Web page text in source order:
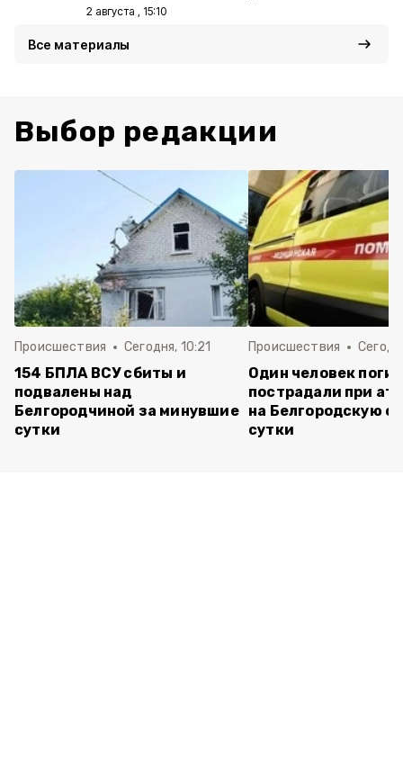
2 августа , 15:10
Все материалы
Выбор редакции
Происшествия Сегодня, 10:21
154 БПЛА ВСУ сбиты и
подвалены над
Белгородчиной за минувшие
сутки
Происшествия
Один человек
пострадали при
на Белгородскую
сутки